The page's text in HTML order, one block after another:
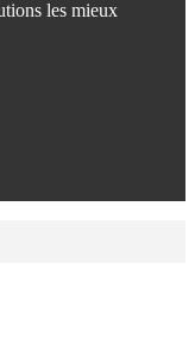
les mieux